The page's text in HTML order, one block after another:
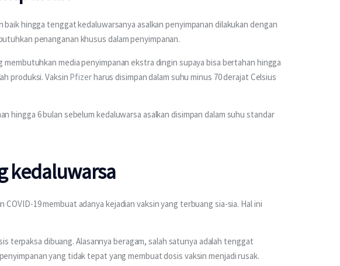
baik hingga tenggat kedaluwarsanya asalkan penyimpanan dilakukan dengan
penanganan khusus dalam penyimpanan.
membutuhkan media penyimpanan ekstra dingin supaya bisa bertahan hingga
produksi. Vaksin Pfizer harus disimpan dalam suhu minus 70 derajat Celsius
hingga 6 bulan sebelum kedaluwarsa asalkan disimpan dalam suhu standar
kedaluwarsa
19 membuat adanya kejadian vaksin yang terbuang sia-sia. Hal ini
terpaksa dibuang. Alasannya beragam, salah satunya adalah tenggat
yang tidak tepat yang membuat dosis vaksin menjadi rusak.